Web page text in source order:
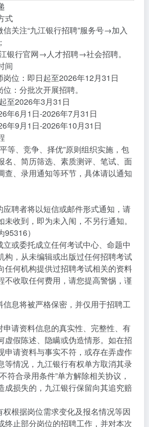
式
关注“九江银行招聘”服务号→加入
行官网→人才招聘→社会招聘。
间
位：即日起至2026年12月31日
：分批次开展招聘。
2026年3月31日
6月1日-2026年7月31日
9月1日-2026年10月31日
、竞争、择优”原则组织实施，包
名、简历筛选、素质测评、笔试、面
查、录用通知等环节，具体请以通知
聘者将以短信或邮件形式通知，请
收到，即为未入闱，不另行通知。
95316）
或委托成立任何考试中心、命题中
构，从未编辑或出版过任何招聘考试
任何机构提供过招聘考试相关的资料
不收取任何费用，请您提高警惕，谨
息将被严格保密，并仅用于招聘工
请资料信息的真实性、完整性、有
虚假陈述、隐瞒或伪造情形。如在招
申请资料与事实不符，或存在弄虚作
等情况，九江银行有权单方取消其录
符合录用条件”单方解除相关协议，
成损失的，九江银行保留向其追究赔
根据岗位需求变化及报名情况等因
终止部分岗位的招聘工作，并对本次